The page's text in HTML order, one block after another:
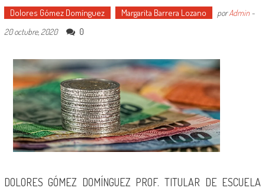
Dolores Gómez Domínguez Margarita Barrera Lozano porAdmin-
20 octubre, 2020
0
DOLORES GÓMEZ DOMÍNGUEZ PROF. TITULAR DE ESCUELA